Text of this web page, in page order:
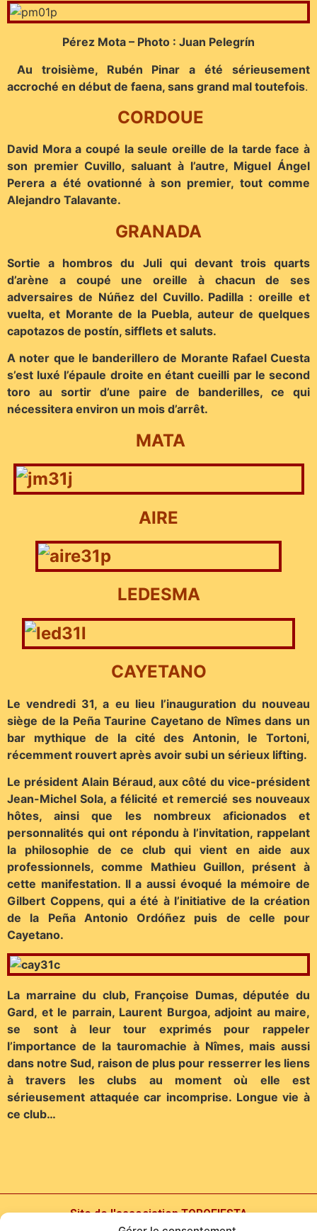
Pérez Mota – Photo : Juan Pelegrín
Au troisième, Rubén Pinar a été sérieusement
accroché en début de faena, sans grand mal toutefois.
CORDOUE
David Mora a coupé la seule oreille de la tarde face à
son premier Cuvillo, saluant à l’autre, Miguel Ángel
Perera a été ovationné à son premier, tout comme
Alejandro Talavante.
GRANADA
Sortie a hombros du Juli qui devant trois quarts
d’arène a coupé une oreille à chacun de ses
adversaires de Núñez del Cuvillo. Padilla : oreille et
vuelta, et Morante de la Puebla, auteur de quelques
capotazos de postín, sifflets et saluts.
A noter que le banderillero de Morante Rafael Cuesta
s’est luxé l’épaule droite en étant cueilli par le second
toro au sortir d’une paire de banderilles, ce qui
nécessitera environ un mois d’arrêt.
MATA
AIRE
LEDESMA
CAYETANO
Le vendredi 31, a eu lieu l’inauguration du nouveau
siège de la Peña Taurine Cayetano de Nîmes dans un
bar mythique de la cité des Antonin, le Tortoni,
récemment rouvert après avoir subi un sérieux lifting.
Le président Alain Béraud, aux côté du vice-président
Jean-Michel Sola, a félicité et remercié ses nouveaux
hôtes, ainsi que les nombreux aficionados et
personnalités qui ont répondu à l’invitation, rappelant
la philosophie de ce club qui vient en aide aux
professionnels, comme Mathieu Guillon, présent à
cette manifestation. Il a aussi évoqué la mémoire de
Gilbert Coppens, qui a été à l’initiative de la création
de la Peña Antonio Ordóñez puis de celle pour
Cayetano.
La marraine du club, Françoise Dumas, députée du
Gard, et le parrain, Laurent Burgoa, adjoint au maire,
se sont à leur tour exprimés pour rappeler
l’importance de la tauromachie à Nîmes, mais aussi
dans notre Sud, raison de plus pour resserrer les liens
à travers les clubs au moment où elle est
sérieusement attaquée car incomprise. Longue vie à
ce club…
Site de l'association TOROFIESTA